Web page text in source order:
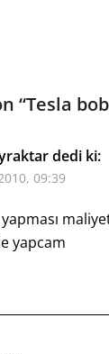
“Tesla
dedi ki:
09:39
yapcam